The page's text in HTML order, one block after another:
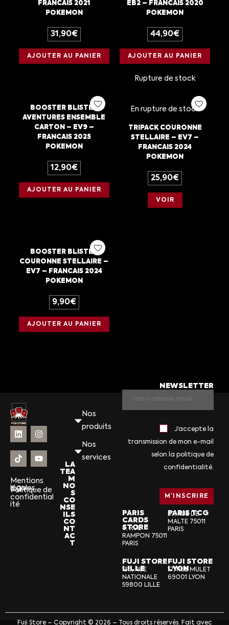
FRANCAIS 2021
POKEMON
31,90€
AJOUTER AU PANIER
EB2 – FRANCAIS 2020
POKEMON
44,90€
AJOUTER AU PANIER
BOOSTER BLISTER
AVENTURES ENSEMBLE
CARTON – EV9 –
FRANCAIS 2025
POKEMON
12,90€
AJOUTER AU PANIER
Rupture de stock
En rupture de stock
TRIPACK COURONNE
STELLAIRE – EV7 –
FRANCAIS 2024
POKEMON
25,90€
VOIR
BOOSTER BLISTER
COURONNE STELLAIRE –
EV7 – FRANCAIS 2024
POKEMON
9,90€
AJOUTER AU PANIER
Mentions
légales
CGV
Politique de
confidential
ité
Nos
produits
Nos
services
LA
TEA
M
NO
S
CO
NSE
ILS
CO
NT
AC
T
NEWSLETTER
J’accepte la
transmission de mon e-mail
selon la politique de
confidentialité.
PARIS
CARDS
STORE
6, RUE
RAMPON 75011
PARIS
PARIS TCG
57, RUE DE
MALTE 75011
PARIS
FUJI STORE
LILLE
136, RUE
NATIONALE
59800 LILLE
FUJI STORE
LYON
17, RUE MULET
69001 LYON
Fuji Store – Copyright © 2026 – Tous droits réservés. Fait avec